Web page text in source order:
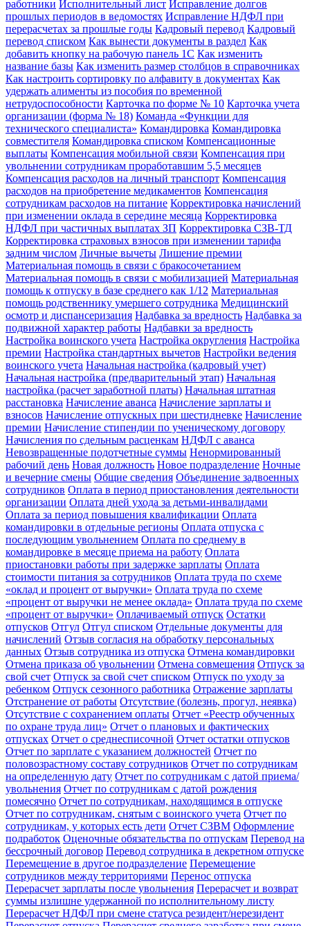
работники Исполнительный лист Исправление долгов
прошлых периодов в ведомостях Исправление НДФЛ при
перерасчетах за прошлые годы Кадровый перевод Кадровый
перевод списком Как вынести документы в раздел Как
добавить кнопку на рабочую панель 1С Как изменить
название базы Как изменить размер столбцов в справочниках
Как настроить сортировку по алфавиту в документах Как
удержать алименты из пособия по временной
нетрудоспособности Карточка по форме № 10 Карточка учета
организации (форма № 18) Команда «Функции для
технического специалиста» Командировка Командировка
совместителя Командировка списком Компенсационные
выплаты Компенсация мобильной связи Компенсация при
увольнении сотрудникам проработавшим 5,5 месяцев
Компенсация расходов на личный транспорт Компенсация
расходов на приобретение медикаментов Компенсация
сотрудникам расходов на питание Корректировка начислений
при изменении оклада в середине месяца Корректировка
НДФЛ при частичных выплатах ЗП Корректировка СЗВ-ТД
Корректировка страховых взносов при изменении тарифа
задним числом Личные вычеты Лишение премии
Материальная помощь в связи с бракосочетанием
Материальная помощь в связи с мобилизацией Материальная
помощь к отпуску в базе среднего как 1/12 Материальная
помощь родственнику умершего сотрудника Медицинский
осмотр и диспансеризация Надбавка за вредность Надбавка за
подвижной характер работы Надбавки за вредность
Настройка воинского учета Настройка округления Настройка
премии Настройка стандартных вычетов Настройки ведения
воинского учета Начальная настройка (кадровый учет)
Начальная настройка (предварительный этап) Начальная
настройка (расчет заработной платы) Начальная штатная
расстановка Начисление аванса Начисление зарплаты и
взносов Начисление отпускных при шестидневке Начисление
премии Начисление стипендии по ученическому договору
Начисления по сдельным расценкам НДФЛ с аванса
Невозвращенные подотчетные суммы Ненормированный
рабочий день Новая должность Новое подразделение Ночные
и вечерние смены Общие сведения Объединение задвоенных
сотрудников Оплата в период приостановления деятельности
организации Оплата дней ухода за детьми-инвалидами
Оплата за период повышения квалификации Оплата
командировки в отдельные регионы Оплата отпуска с
последующим увольнением Оплата по среднему в
командировке в месяце приема на работу Оплата
приостановки работы при задержке зарплаты Оплата
стоимости питания за сотрудников Оплата труда по схеме
«оклад и процент от выручки» Оплата труда по схеме
«процент от выручки не менее оклада» Оплата труда по схеме
«процент от выручки» Оплачиваемый отпуск Остатки
отпусков Отгул Отгул списком Отдельные документы для
начислений Отзыв согласия на обработку персональных
данных Отзыв сотрудника из отпуска Отмена командировки
Отмена приказа об увольнении Отмена совмещения Отпуск за
свой счет Отпуск за свой счет списком Отпуск по уходу за
ребенком Отпуск сезонного работника Отражение зарплаты
Отстранение от работы Отсутствие (болезнь, прогул, неявка)
Отсутствие с сохранением оплаты Отчет «Реестр обученных
по охране труда лиц» Отчет о плановых и фактических
отпусках Отчет о среднесписочной Отчет остатки отпусков
Отчет по зарплате с указанием должностей Отчет по
половозрастному составу сотрудников Отчет по сотрудникам
на определенную дату Отчет по сотрудникам с датой приема/
увольнения Отчет по сотрудникам с датой рождения
помесячно Отчет по сотрудникам, находящимся в отпуске
Отчет по сотрудникам, снятым с воинского учета Отчет по
сотрудникам, у которых есть дети Отчет СЗВМ Оформление
подработок Оценочные обязательства по отпускам Перевод на
бессрочный договор Перевод сотрудника в декретном отпуске
Перемещение в другое подразделение Перемещение
сотрудников между территориями Перенос отпуска
Перерасчет зарплаты после увольнения Перерасчет и возврат
суммы излишне удержанной по исполнительному листу
Перерасчет НДФЛ при смене статуса резидент/нерезидент